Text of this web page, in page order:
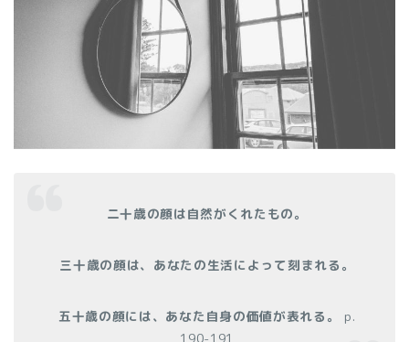
二十歳の顔は自然がくれたもの。
三十歳の顔は、あなたの生活によって刻まれる。
五十歳の顔には、あなた自身の価値が表れる。
p.
190-191